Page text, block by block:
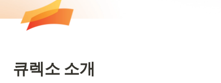
큐렉소 소개